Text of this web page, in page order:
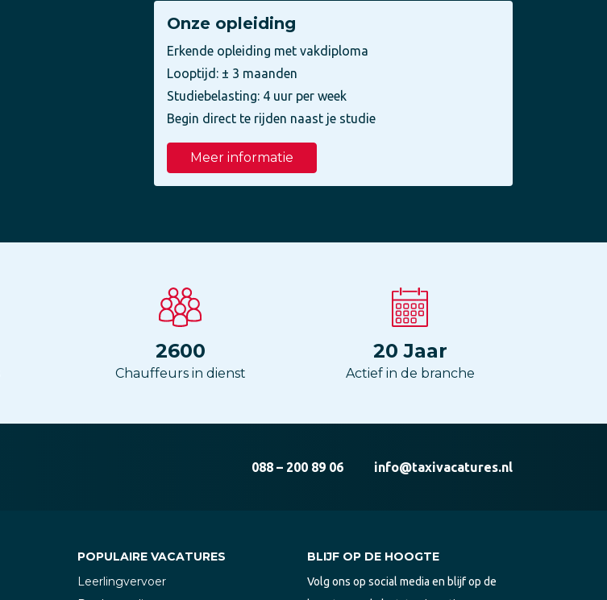
Onze opleiding
Erkende opleiding met vakdiploma
Looptijd: ± 3 maanden
Studiebelasting: 4 uur per week
Begin direct te rijden naast je studie
Meer informatie
2600
Chauffeurs in dienst
20 Jaar
Actief in de branche
088 – 200 89 06 info@taxivacatures.nl
POPULAIRE VACATURES
Leerlingvervoer
BLIJF OP DE HOOGTE
Volg ons op social media en blijf op de